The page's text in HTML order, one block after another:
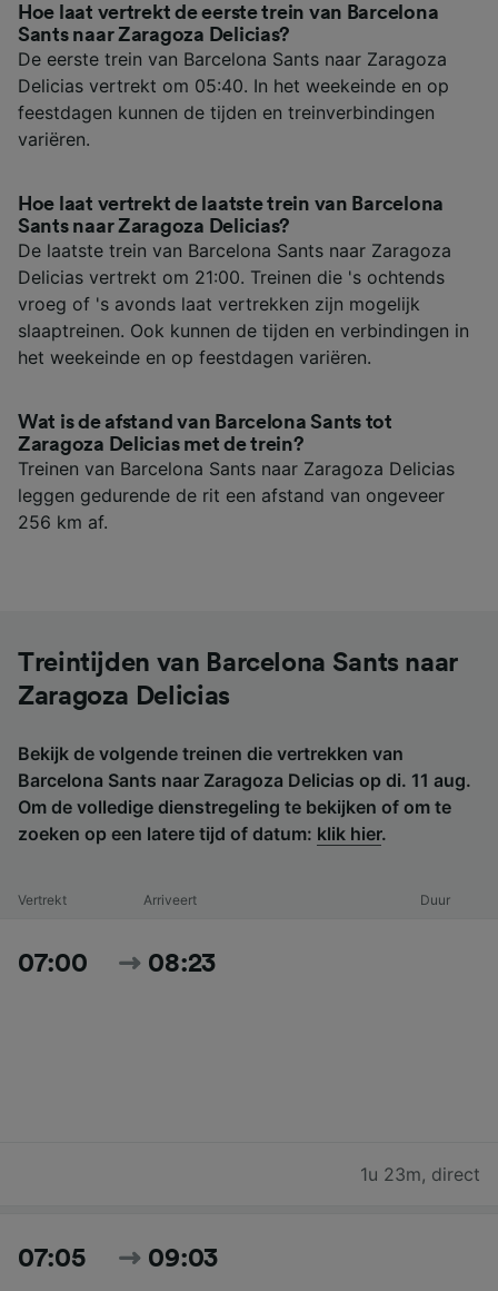
Hoe laat vertrekt de eerste trein van Barcelona
Sants naar Zaragoza Delicias?
De eerste trein van Barcelona Sants naar Zaragoza
Delicias vertrekt om 05:40. In het weekeinde en op
feestdagen kunnen de tijden en treinverbindingen
variëren.
Hoe laat vertrekt de laatste trein van Barcelona
Sants naar Zaragoza Delicias?
De laatste trein van Barcelona Sants naar Zaragoza
Delicias vertrekt om 21:00. Treinen die 's ochtends
vroeg of 's avonds laat vertrekken zijn mogelijk
slaaptreinen. Ook kunnen de tijden en verbindingen in
het weekeinde en op feestdagen variëren.
Wat is de afstand van Barcelona Sants tot
Zaragoza Delicias met de trein?
Treinen van Barcelona Sants naar Zaragoza Delicias
leggen gedurende de rit een afstand van ongeveer
256 km af.
Treintijden van Barcelona Sants naar
Zaragoza Delicias
Bekijk de volgende treinen die vertrekken van
Barcelona Sants naar Zaragoza Delicias op di. 11 aug.
Om de volledige dienstregeling te bekijken of om te
zoeken op een latere tijd of datum: klik hier.
Vertrekt Arriveert Duur
07:00 08:23
1u 23m, direct
07:05 09:03